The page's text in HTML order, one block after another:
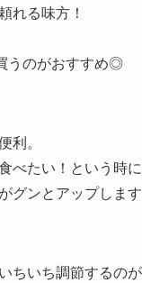
れる味方！
うのがおすすめ◎
。
たい！という時
グンとアップしま
いち調節するのが